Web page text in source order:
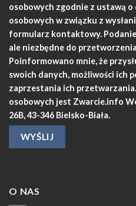
osobowych zgodnie z ustawą
osobowych w związku z
formularz kontaktowy.
ale niezbędne do
Poinformowano mnie, że
swoich danych, możliwości ich
zaprzestania ich
osobowych jest Zwarcie.info
26B, 43-346 Bielsko-Biała.
O NAS